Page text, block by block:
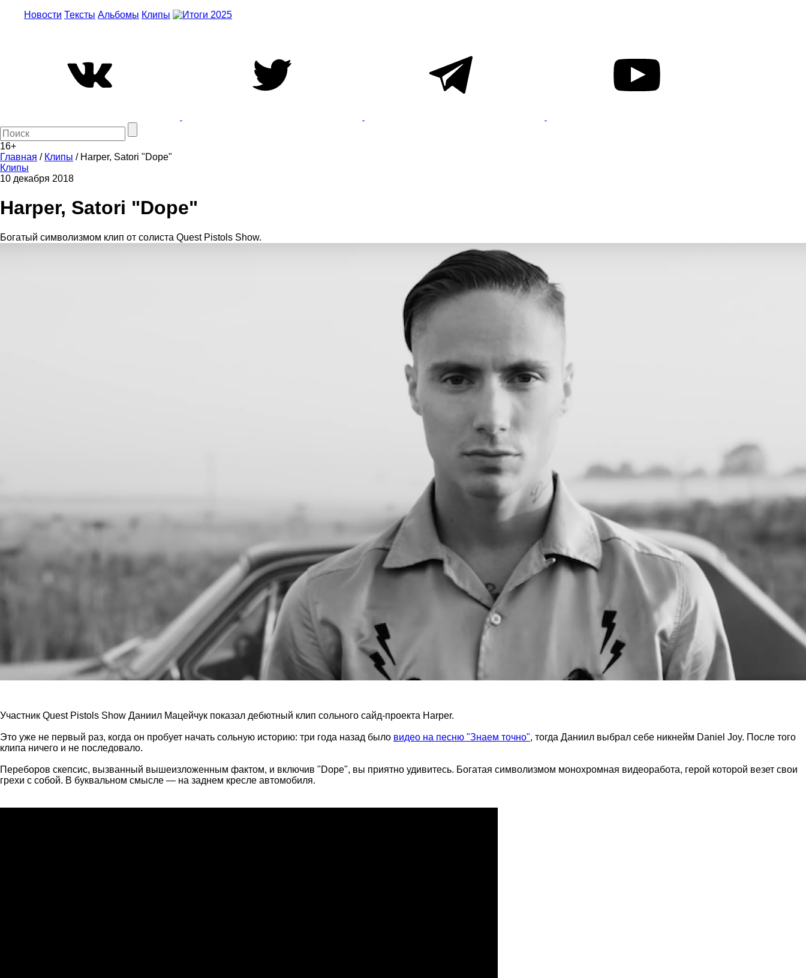
Новости Тексты Альбомы Клипы
16+
Главная / Клипы / Harper, Satori "Dope"
Клипы
10 декабря 2018
Harper, Satori "Dope"
Богатый символизмом клип от солиста Quest Pistols Show.
Участник Quest Pistols Show Даниил Мацейчук показал дебютный клип сольного сайд-проекта Harper.
Это уже не первый раз, когда он пробует начать сольную историю: три года назад было видео на песню "Знаем точно", тогда Даниил выбрал себе никнейм Daniel Joy. После того
клипа ничего и не последовало.
Переборов скепсис, вызванный вышеизложенным фактом, и включив "Dope", вы приятно удивитесь. Богатая символизмом монохромная видеоработа, герой которой везет свои
грехи с собой. В буквальном смысле — на заднем кресле автомобиля.